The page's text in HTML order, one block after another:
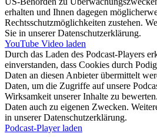
erhalten und Ihnen dagegen
Rechtsschutzmöglichkeiten zustehen.
Sie in unserer Datenschutzerklärung.
YouTube Video laden
Durch das Laden des Podcast-Players
einverstanden, dass Cookies durch
Daten an diesen Anbieter übermittelt
Daten, um die Zugriffe auf unsere
Wirksamkeit unserer Inhalte zu
Daten auch zu eigenen Zwecken.
in unserer Datenschutzerklärung.
Podcast-Player laden